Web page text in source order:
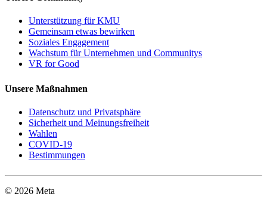
Unterstützung für KMU
Gemeinsam etwas bewirken
Soziales Engagement
Wachstum für Unternehmen und Communitys
VR for Good
Unsere Maßnahmen
Datenschutz und Privatsphäre
Sicherheit und Meinungsfreiheit
Wahlen
COVID-19
Bestimmungen
© 2026 Meta